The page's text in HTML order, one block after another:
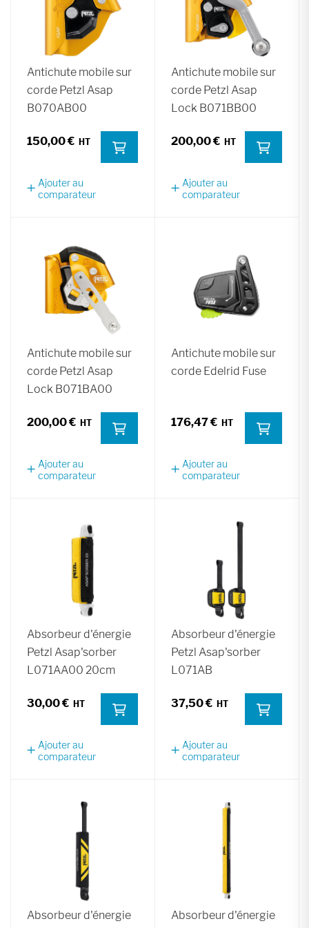
Antichute mobile sur
corde Petzl Asap
B070AB00
150,00 €
Ajouter au
comparateur
Antichute mobile sur
corde Petzl Asap
Lock B071BB00
200,00 €
Ajouter au
comparateur
Antichute mobile sur
corde Petzl Asap
Lock B071BA00
200,00 €
Ajouter au
comparateur
Antichute mobile sur
corde Edelrid Fuse
176,47 €
Ajouter au
comparateur
Absorbeur d'énergie
Petzl Asap'sorber
L071AA00 20cm
30,00 €
Ajouter au
comparateur
Absorbeur d'énergie
Petzl Asap'sorber
L071AB
37,50 €
Ajouter au
comparateur
Absorbeur d'énergie
Absorbeur d'énergie